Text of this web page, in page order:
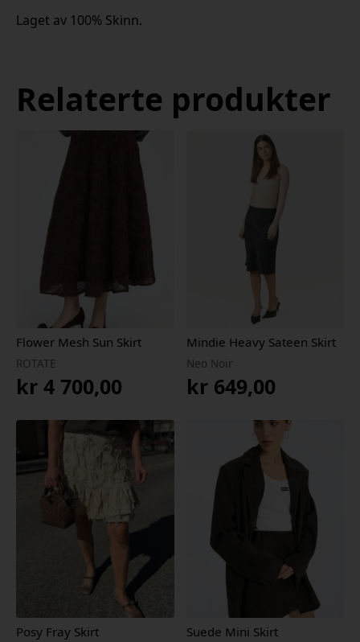
Laget av 100% Skinn.
Relaterte produkter
Flower Mesh Sun Skirt
ROTATE
kr 4 700,00
Mindie Heavy Sateen Skirt
Neo Noir
kr649,00
Posy Fray Skirt Suede Mini Skirt